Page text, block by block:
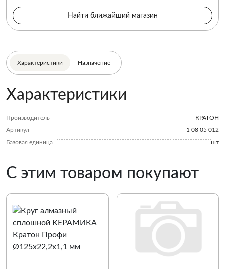
Найти ближайший магазин
Характеристики Назначение
Характеристики
Производитель
КРАТОН
Артикул
1 08 05 012
Базовая единица
шт
С этим товаром покупают